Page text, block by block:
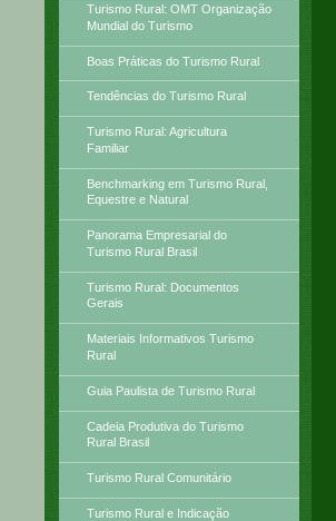
Turismo Rural: OMT Organização
Mundial do Turismo
Boas Práticas do Turismo Rural
Tendências do Turismo Rural
Turismo Rural: Agricultura
Familiar
Benchmarking em Turismo Rural,
Equestre e Natural
Panorama Empresarial do
Turismo Rural Brasil
Turismo Rural: Documentos
Gerais
Materiais Informativos Turismo
Rural
Guia Paulista de Turismo Rural
Cadeia Produtiva do Turismo
Rural Brasil
Turismo Rural Comunitário
Turismo Rural e Indicação